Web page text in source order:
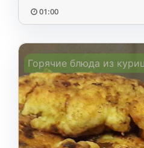
01:00
Горячие блюда из